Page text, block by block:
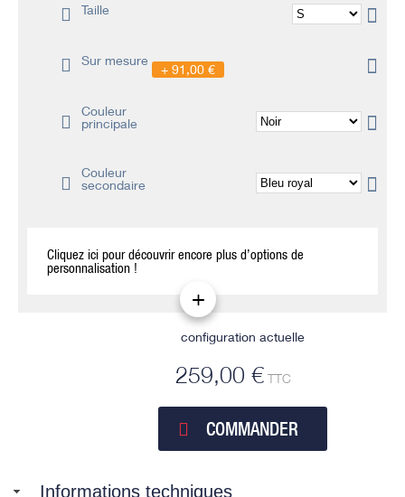
Taille
Sur mesure
91,00 €
Couleur
principale
Couleur
secondaire
Cliquez ici pour découvrir encore plus d’options de
personnalisation !
configuration actuelle
259,00 € TTC
COMMANDER
Informations techniques